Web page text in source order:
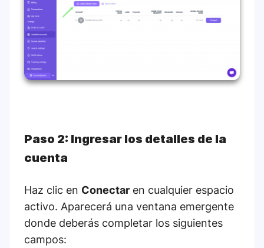
Paso 2: Ingresar los detalles de la
cuenta
Haz clic en Conectar en cualquier espacio
activo. Aparecerá una ventana emergente
donde deberás completar los siguientes
campos: